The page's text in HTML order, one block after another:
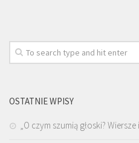
OSTATNIE WPISY
„O czym szumią głoski?